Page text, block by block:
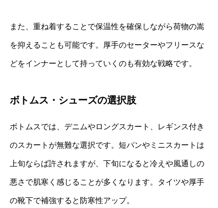
また、重ね着することで保温性を確保しながら荷物の嵩
を抑えることも可能です。厚手のセーターやフリースな
どをインナーとして持っていくのも有効な戦略です。
ボトムス・シューズの選択肢
ボトムスでは、デニムやロングスカート、レギンス付き
のスカートが無難な選択です。短パンやミニスカートは
上旬ならば許されますが、下旬になると冷えや風通しの
悪さで肌寒く感じることが多くなります。タイツや厚手
の靴下で補強すると防寒性アップ。